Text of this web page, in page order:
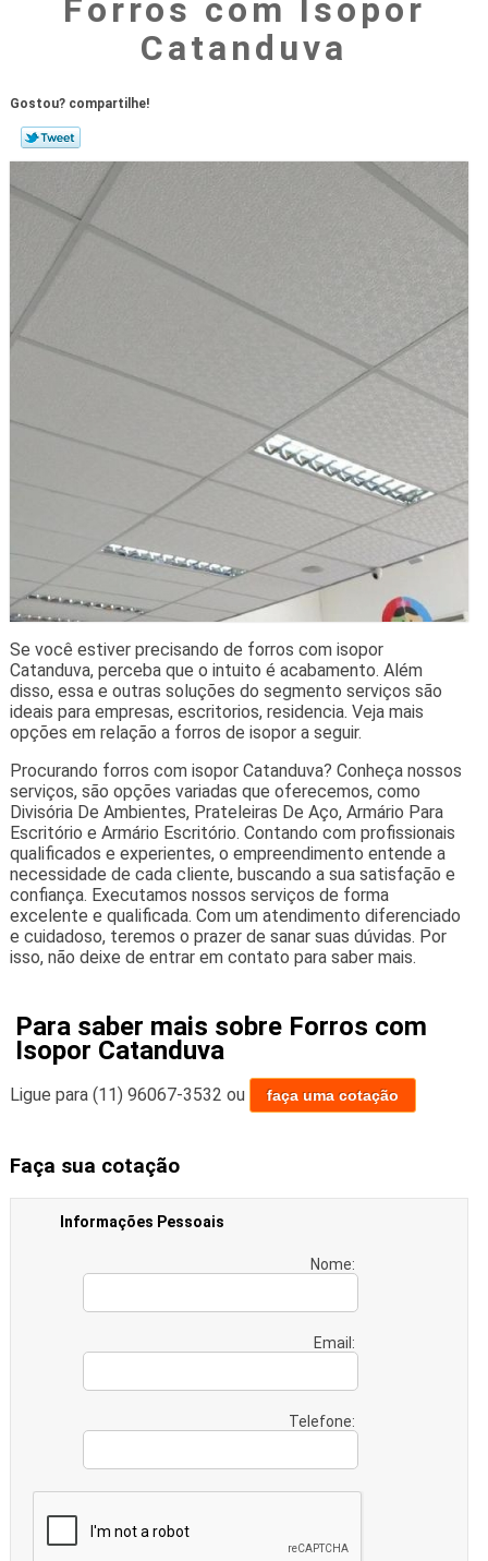
Forros com Isopor
Catanduva
Gostou? compartilhe!
Se você estiver precisando de forros com isopor
Catanduva, perceba que o intuito é acabamento. Além
disso, essa e outras soluções do segmento serviços são
ideais para empresas, escritorios, residencia. Veja mais
opções em relação a forros de isopor a seguir.
Procurando forros com isopor Catanduva? Conheça nossos
serviços, são opções variadas que oferecemos, como
Divisória De Ambientes, Prateleiras De Aço, Armário Para
Escritório e Armário Escritório. Contando com profissionais
qualificados e experientes, o empreendimento entende a
necessidade de cada cliente, buscando a sua satisfação e
confiança. Executamos nossos serviços de forma
excelente e qualificada. Com um atendimento diferenciado
e cuidadoso, teremos o prazer de sanar suas dúvidas. Por
isso, não deixe de entrar em contato para saber mais.
Para saber mais sobre Forros com
Isopor Catanduva
Ligue para (11) 96067-3532 ou faça uma cotação
Faça sua cotação
Informações Pessoais
Nome:
Email:
Telefone: